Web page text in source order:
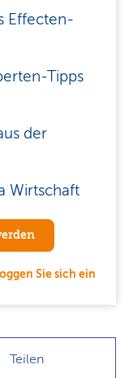
Effecten-
Tipps
der
Wirtschaft
Sie sich ein
Teilen